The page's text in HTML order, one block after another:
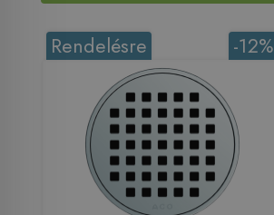
-12%
Rendelésre